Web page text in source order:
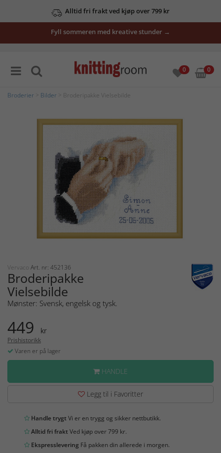
Alltid fri frakt ved kjøp over 799 kr
Fyll sommeren med kreative stunder →
0 0
Broderier Bilder > Broderipakke Vielsebilde
Vervaco Art. nr: 452136
Broderipakke
Vielsebilde
Mønster: Svensk, engelsk og tysk.
449 kr
Prishistorikk
Varen er på lager
HANDLE
Legg til i Favoritter
Handle trygtVi er en trygg og sikker nettbutikk.
Alltid fri fraktVed kjøp over 799 kr.
Ekspresslevering Få pakken din allerede i morgen.